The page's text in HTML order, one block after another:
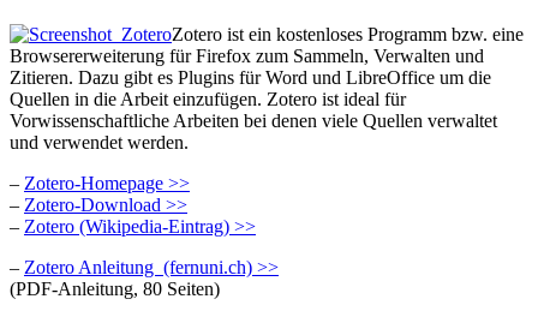
Zotero ist ein kostenloses Programm bzw. eine
Browsererweiterung für Firefox zum Sammeln, Verwalten und
Zitieren. Dazu gibt es Plugins für Word und LibreOffice um die
Quellen in die Arbeit einzufügen. Zotero ist ideal für
Vorwissenschaftliche Arbeiten bei denen viele Quellen verwaltet
und verwendet werden.
– Zotero-Homepage >>
– Zotero-Download >>
– Zotero (Wikipedia-Eintrag) >>
– Zotero Anleitung (fernuni.ch) >>
(PDF-Anleitung, 80 Seiten)